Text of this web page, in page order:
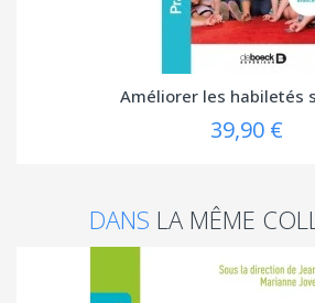
Améliorer les habiletés
39,90 €
DANS LA MÊME